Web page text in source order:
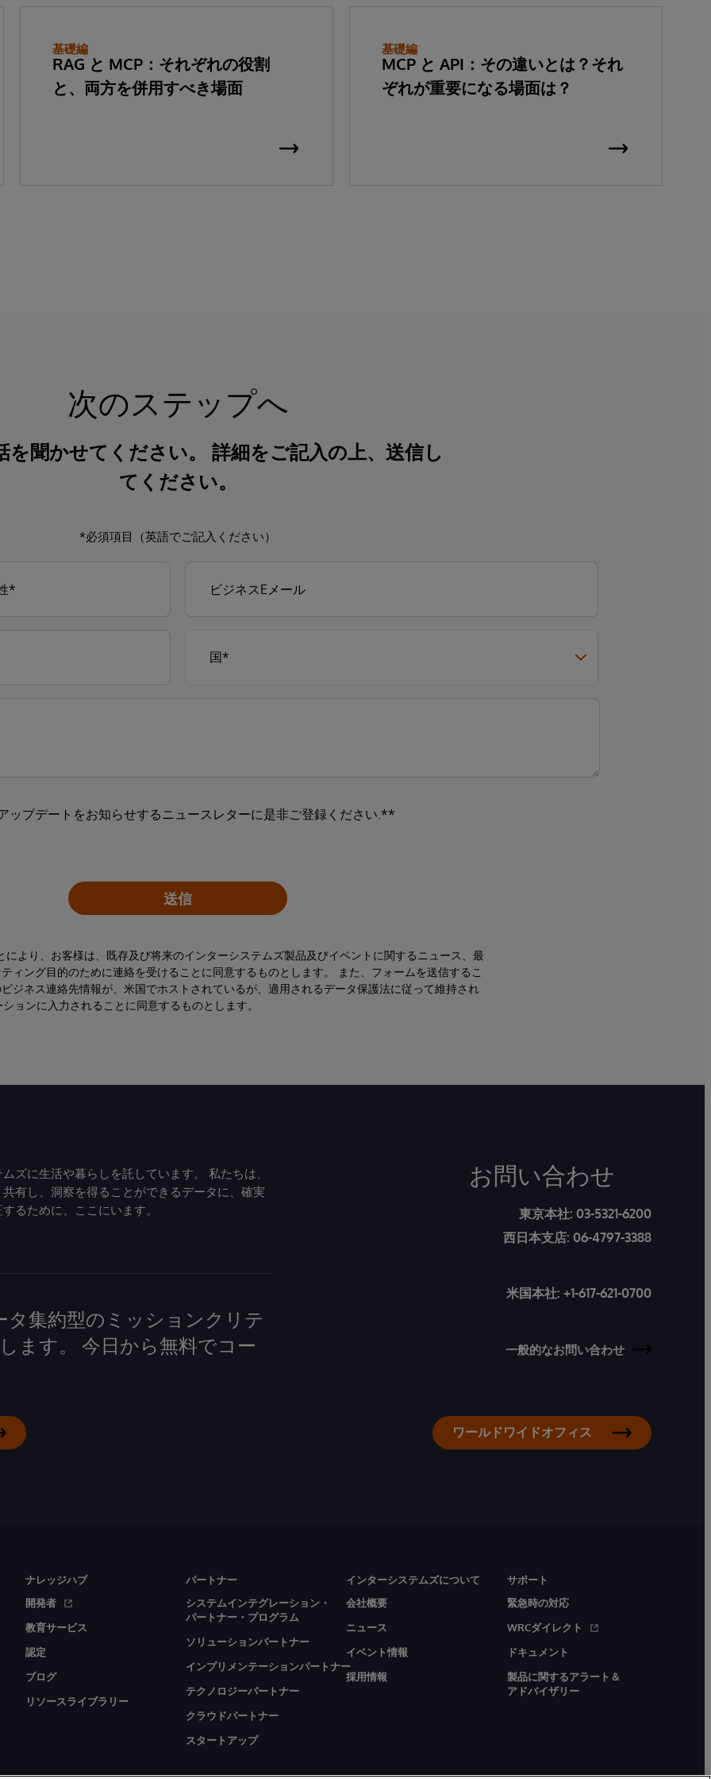
基礎編
RAG と MCP：それぞれの役割
と、両方を併用すべき場面
基礎編
MCP と API：その違いとは？それ
ぞれが重要になる場面は？
次のステップへ
を聞かせてください。 詳細をご記入の上、送信し
てください。
*必須項目（英語でご記入ください）
ップデートをお知らせするニュースレターに是非ご登録ください.**
送信
より、お客様は、既存及び将来のインターシステムズ製品及びイベントに関するニュース、最
ィング目的のために連絡を受けることに同意するものとします。 また、フォームを送信するこ
ジネス連絡先情報が、米国でホストされているが、適用されるデータ保護法に従って維持され
ョンに入力されることに同意するものとします。
ズに生活や暮らしを託しています。 私たちは、
有し、洞察を得ることができるデータに、確実
るために、ここにいます。
タ集約型のミッションクリテ
ます。 今日から無料でコー
お問い合わせ
東京本社: 03-5321-6200
西日本支店: 06-4797-3388
米国本社: +1-617-621-0700
一般的なお問い合わせ
ワールドワイドオフィス
ナレッジハブ
開発者
教育サービス
認定
ブログ
リソースライブラリー
パートナー
システムインテグレーション・
パートナー・プログラム
ソリューションパートナー
インプリメンテーションパートナー
テクノロジーパートナー
クラウドパートナー
スタートアップ
インターシステムズについて
会社概要
ニュース
イベント情報
採用情報
サポート
緊急時の対応
WRCダイレクト
ドキュメント
製品に関するアラート＆
アドバイザリー